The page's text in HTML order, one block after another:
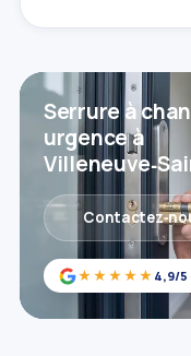
★★★★★ 4,9/5
Serrure à
urgence à